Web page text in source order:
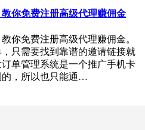
你免费注册高级代理赚佣金
你免费注册高级代理赚佣金。
只需要找到靠谱的邀请链接就
单管理系统是一个推广手机卡
的，所以也只能通…